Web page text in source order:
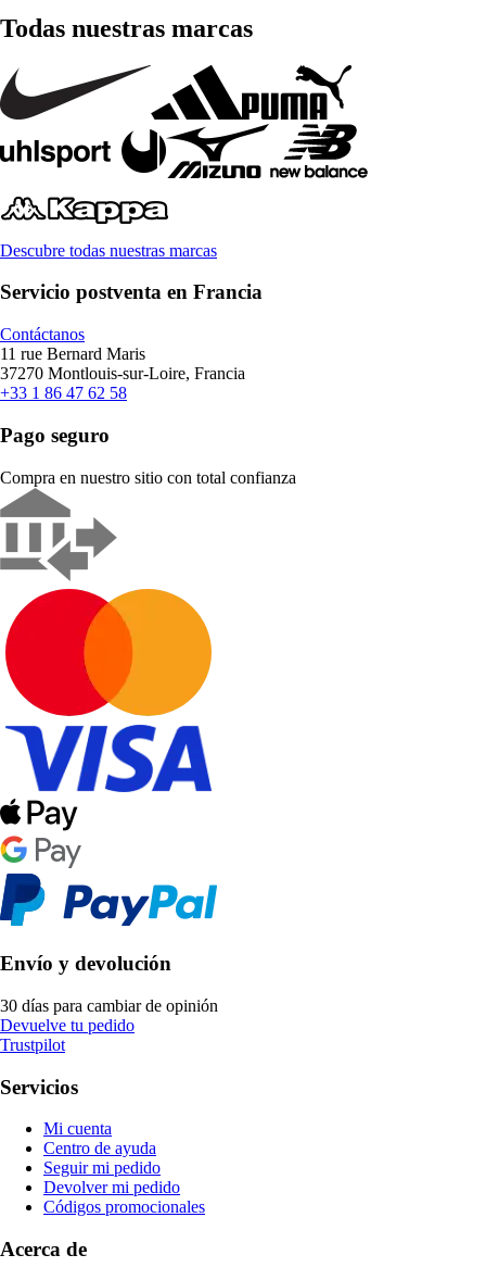
Todas nuestras marcas
Descubre todas nuestras marcas
Servicio postventa en Francia
Contáctanos
11 rue Bernard Maris
37270 Montlouis-sur-Loire, Francia
+33 1 86 47 62 58
Pago seguro
Compra en nuestro sitio con total confianza
Envío y devolución
30 días para cambiar de opinión
Devuelve tu pedido
Trustpilot
Servicios
Mi cuenta
Centro de ayuda
Seguir mi pedido
Devolver mi pedido
Códigos promocionales
Acerca de